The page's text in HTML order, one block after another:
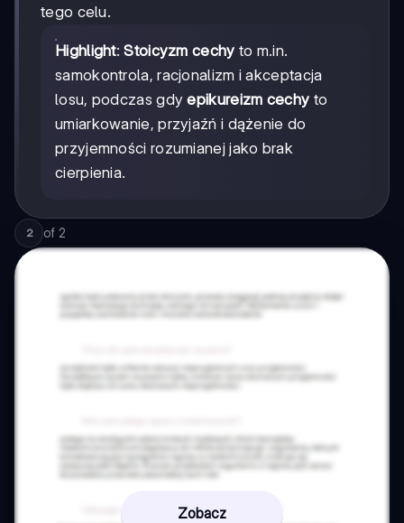
tego celu.
Highlight:Stoicyzm cechy to m.in.
samokontrola, racjonalizm i akceptacja
losu, podczas gdyepikureizm cechy to
umiarkowanie, przyjaźń i dążenie do
przyjemności rozumianej jako brak
cierpienia.
2 of 2
Zobacz